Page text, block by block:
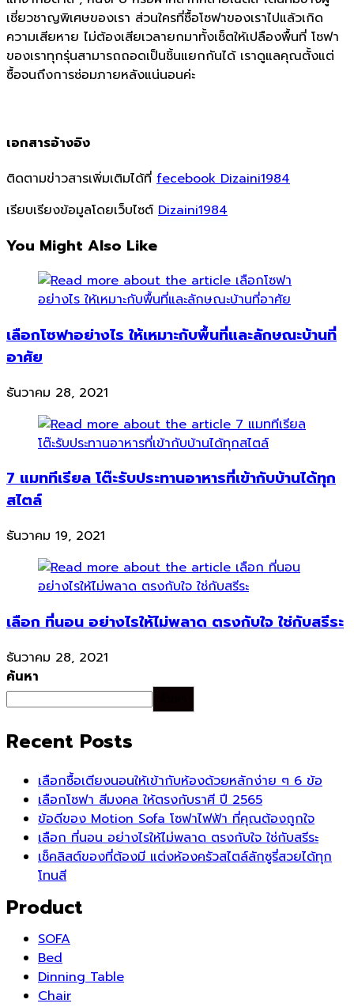
เชี่ยวชาญพิเศษของเรา ส่วนใครที่ซื้อโซฟาของเราไปแล้วเกิด
ความเสียหาย ไม่ต้องเสียเวลายกมาทั้งเซ็ตให้เปลืองพื้นที่ โซฟา
ของเราทุกรุ่นสามารถถอดเป็นชิ้นแยกกันได้ เราดูแลคุณตั้งแต่
ซื้อจนถึงการซ่อมภายหลังแน่นอนค่ะ
เอกสารอ้างอิง
ติดตามข่าวสารเพิ่มเติมได้ที่ fecebook Dizaini1984
เรียบเรียงข้อมูลโดยเว็บไซต์ Dizaini1984
You Might Also Like
เลือกโซฟาอย่างไร ให้เหมาะกับพื้นที่และลักษณะบ้านที่
อาศัย
ธันวาคม 28, 2021
7 แมททีเรียล โต๊ะรับประทานอาหารที่เข้ากับบ้านได้ทุก
สไตล์
ธันวาคม 19, 2021
เลือก ที่นอน อย่างไรให้ไม่พลาด ตรงกับใจ ใช่กับสรีระ
ธันวาคม 28, 2021
ค้นหา
Recent Posts
เลือกซื้อเตียงนอนให้เข้ากับห้องด้วยหลักง่าย ๆ 6 ข้อ
เลือกโซฟา สีมงคล ให้ตรงกับราศี ปี 2565
ข้อดีของ Motion Sofa โซฟาไฟฟ้า ที่คุณต้องถูกใจ
เลือก ที่นอน อย่างไรให้ไม่พลาด ตรงกับใจ ใช่กับสรีระ
เช็คลิสต์ของที่ต้องมี แต่งห้องครัวสไตล์ลักซูรี่สวยได้ทุก
โทนสี
Product
SOFA
Bed
Dinning Table
Chair